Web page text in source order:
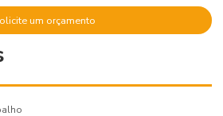
um orçamento